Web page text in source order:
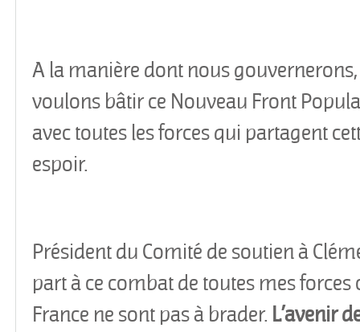
A la manière dont nous
voulons bâtir ce Nouveau Front
avec toutes les forces qui partagent
espoir.
Président du Comité de soutien à
part à ce combat de toutes mes forces
France ne sont pas à brader. L’avenir